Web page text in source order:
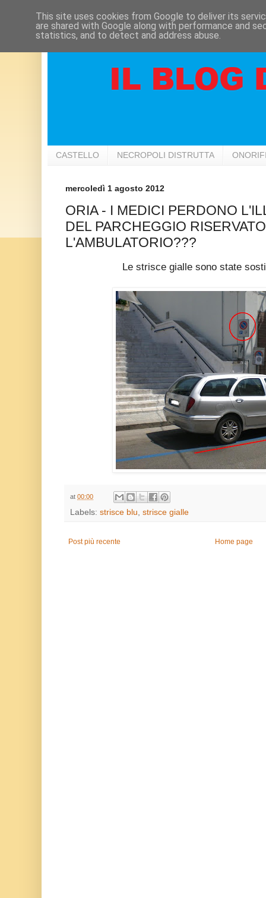
CASTELLO NECROPOLI DISTRUTTA
mercoledì 1 agosto 2012
ORIA - I MEDICI PERDONO
DEL PARCHEGGIO
L'AMBULATORIO???
Le strisce gialle sono state
at 00:00
Labels: strisce blu strisce gialle
Post più recente Home page
This site uses cookies from Google to deliver its
are shared with Google along with performance and
statistics, and to detect and address abuse.